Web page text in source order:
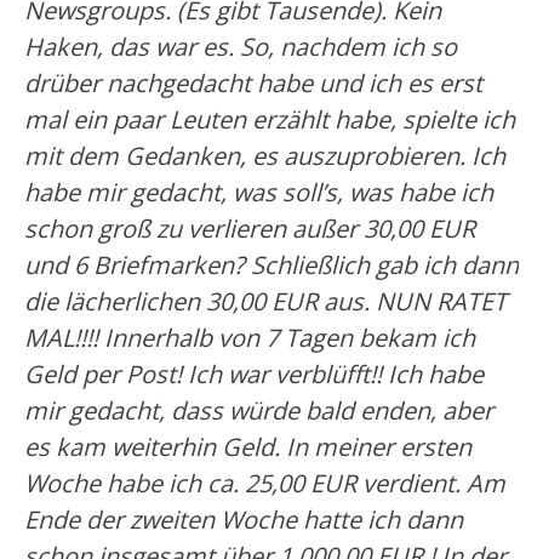
Newsgroups. (Es gibt Tausende). Kein
Haken, das war es. So, nachdem ich so
drüber nachgedacht habe und ich es erst
mal ein paar Leuten erzählt habe, spielte ich
mit dem Gedanken, es auszuprobieren. Ich
habe mir gedacht, was soll’s, was habe ich
schon groß zu verlieren außer 30,00 EUR
und 6 Briefmarken? Schließlich gab ich dann
die lächerlichen 30,00 EUR aus. NUN RATET
MAL!!!! Innerhalb von 7 Tagen bekam ich
Geld per Post! Ich war verblüfft!! Ich habe
mir gedacht, dass würde bald enden, aber
es kam weiterhin Geld. In meiner ersten
Woche habe ich ca. 25,00 EUR verdient. Am
Ende der zweiten Woche hatte ich dann